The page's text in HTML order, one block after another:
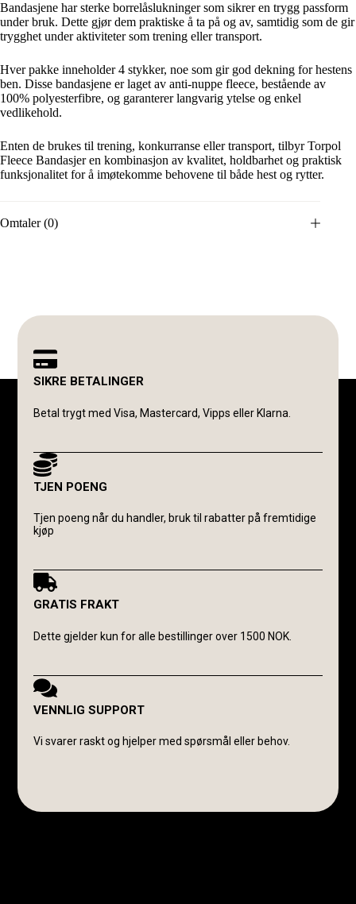
Bandasjene har sterke borrelåslukninger som sikrer en trygg passform
under bruk. Dette gjør dem praktiske å ta på og av, samtidig som de gir
trygghet under aktiviteter som trening eller transport.
Hver pakke inneholder 4 stykker, noe som gir god dekning for hestens
ben. Disse bandasjene er laget av anti-nuppe fleece, bestående av
100% polyesterfibre, og garanterer langvarig ytelse og enkel
vedlikehold.
Enten de brukes til trening, konkurranse eller transport, tilbyr Torpol
Fleece Bandasjer en kombinasjon av kvalitet, holdbarhet og praktisk
funksjonalitet for å imøtekomme behovene til både hest og rytter.
Omtaler (0)
SIKRE BETALINGER
Betal trygt med Visa, Mastercard, Vipps eller Klarna.
TJEN POENG
Tjen poeng når du handler, bruk til rabatter på fremtidige
kjøp
GRATIS FRAKT
Dette gjelder kun for alle bestillinger over 1500 NOK.
VENNLIG SUPPORT
Vi svarer raskt og hjelper med spørsmål eller behov.